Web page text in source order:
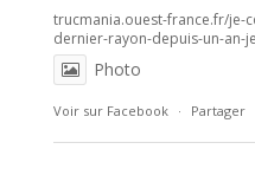
trucmania.ouest-france.fr/je-
dernier-rayon-depuis-un-an-
Photo
Voir sur Facebook · Partager